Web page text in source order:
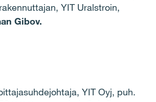
YIT Uralstroin,
Gibov.
YIT Oyj, puh.